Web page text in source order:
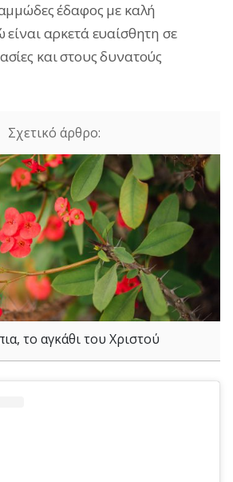
έδαφος με καλή
αρκετά ευαίσθητη σε
και στους δυνατούς
το αγκάθι του Χριστού